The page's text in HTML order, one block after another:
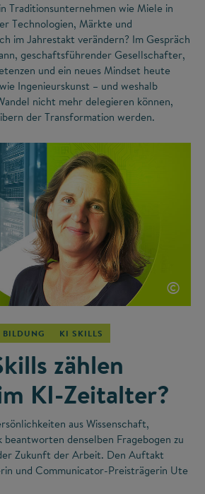
Traditionsunternehmen wie Miele in
Technologien, Märkte und
im Jahrestakt verändern? Im Gespräch
geschaftsführender Gesellschafter,
und ein neues Mindset heute
Ingenieurskunst – und weshalb
nicht mehr delegieren können,
der Transformation werden.
©
KI SKILLS
zählen
KI-Zeitalter?
aus Wissenschaft,
denselben Fragebogen zu
Zukunft der Arbeit. Den Auftakt
und Communicator-Preisträgerin Ute